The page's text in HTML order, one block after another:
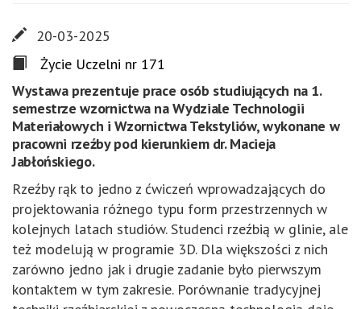
20-03-2025
Życie Uczelni nr 171
Wystawa prezentuje prace osób studiujących na 1.
semestrze wzornictwa na Wydziale Technologii
Materiałowych i Wzornictwa Tekstyliów, wykonane w
pracowni rzeźby pod kierunkiem dr. Macieja
Jabłońskiego.
Rzeźby rąk to jedno z ćwiczeń wprowadzających do
projektowania różnego typu form przestrzennych w
kolejnych latach studiów. Studenci rzeźbią w glinie, ale
też modelują w programie 3D. Dla większości z nich
zarówno jedno jak i drugie zadanie było pierwszym
kontaktem w tym zakresie. Porównanie tradycyjnej